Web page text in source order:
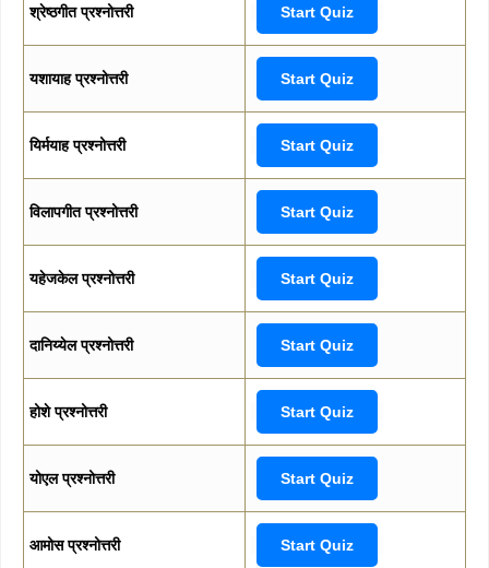
श्रेष्ठगीत प्रश्नोत्तरी Start Quiz
यशायाह प्रश्नोत्तरी Start Quiz
यिर्मयाह प्रश्नोत्तरी Start Quiz
विलापगीत प्रश्नोत्तरी Start Quiz
यहेजकेल प्रश्नोत्तरी Start Quiz
दानिय्येल प्रश्नोत्तरी Start Quiz
होशे प्रश्नोत्तरी Start Quiz
योएल प्रश्नोत्तरी Start Quiz
आमोस प्रश्नोत्तरी Start Quiz